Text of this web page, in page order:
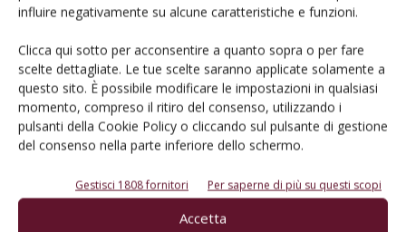
influire negativamente su alcune caratteristiche e funzioni.
Clicca qui sotto per acconsentire a quanto sopra o per fare
scelte dettagliate. Le tue scelte saranno applicate solamente a
questo sito. È possibile modificare le impostazioni in qualsiasi
momento, compreso il ritiro del consenso, utilizzando i
pulsanti della Cookie Policy o cliccando sul pulsante di gestione
del consenso nella parte inferiore dello schermo.
Gestisci 1808 fornitori Per saperne di più su questi scopi
Accetta